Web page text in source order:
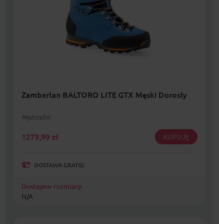
Zamberlan BALTORO LITE GTX Męski Dorosły
Mężczyźni
1279,99 zł KUPUJĘ
DOSTAWA GRATIS!
Dostępne rozmiary:
N/A